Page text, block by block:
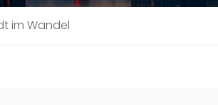
im Wandel